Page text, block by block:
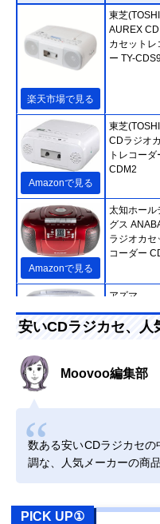
楽天市場で見る
東芝
AUREX
カセットレ
ー TY-
Amazonで見る
東芝
CDラジオ
トレコーダ
CDM2
Amazonで見る
太知ホール
グス
ラジオカセ
コーダー
アズマ
EAST CD
EA-CRCD
Amazonで見る
コイズミ
カセ SAD-
Amazonで見る
オーム
安いCDラジカセ、人
Moovoo編集部
数ある安いCDラジカセ
調な、人気メーカーの商
PICK UP①